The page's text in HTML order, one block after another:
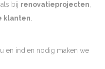
als bij renovatieprojecten,
klanten.
en indien nodig maken we